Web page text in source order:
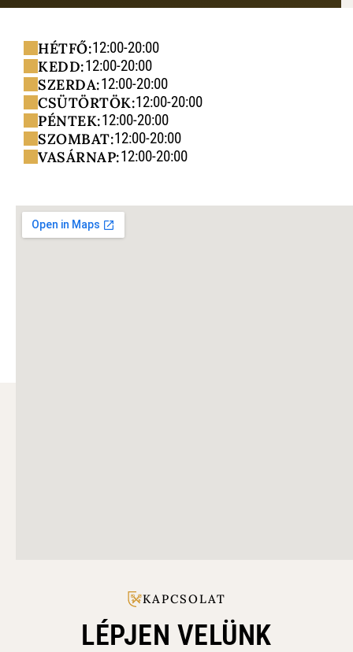
HÉTFŐ:12:00-20:00
KEDD:12:00-20:00
SZERDA:12:00-20:00
CSÜTÖRTÖK:12:00-20:00
PÉNTEK:12:00-20:00
SZOMBAT:12:00-20:00
VASÁRNAP:12:00-20:00
KAPCSOLAT
LÉPJEN VELÜNK